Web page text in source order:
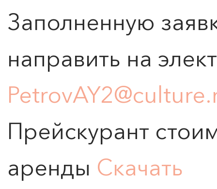
Заполненную
направить на
Прейскурант
аренды Скачать